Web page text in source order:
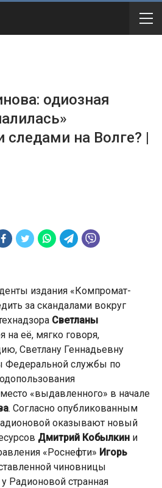
одиозная
на Волге? |
издания «Компромат-
за скандалами вокруг
Светланы
на её, мягко говоря,
Светлану Геннадьевну
Федеральной службы по
«выдавленного» в начале
. Согласно опубликованным
оказывают новый
Дмитрий Кобылкин и
«Роснефти» Игорь
чиновницы
Радионовой странная